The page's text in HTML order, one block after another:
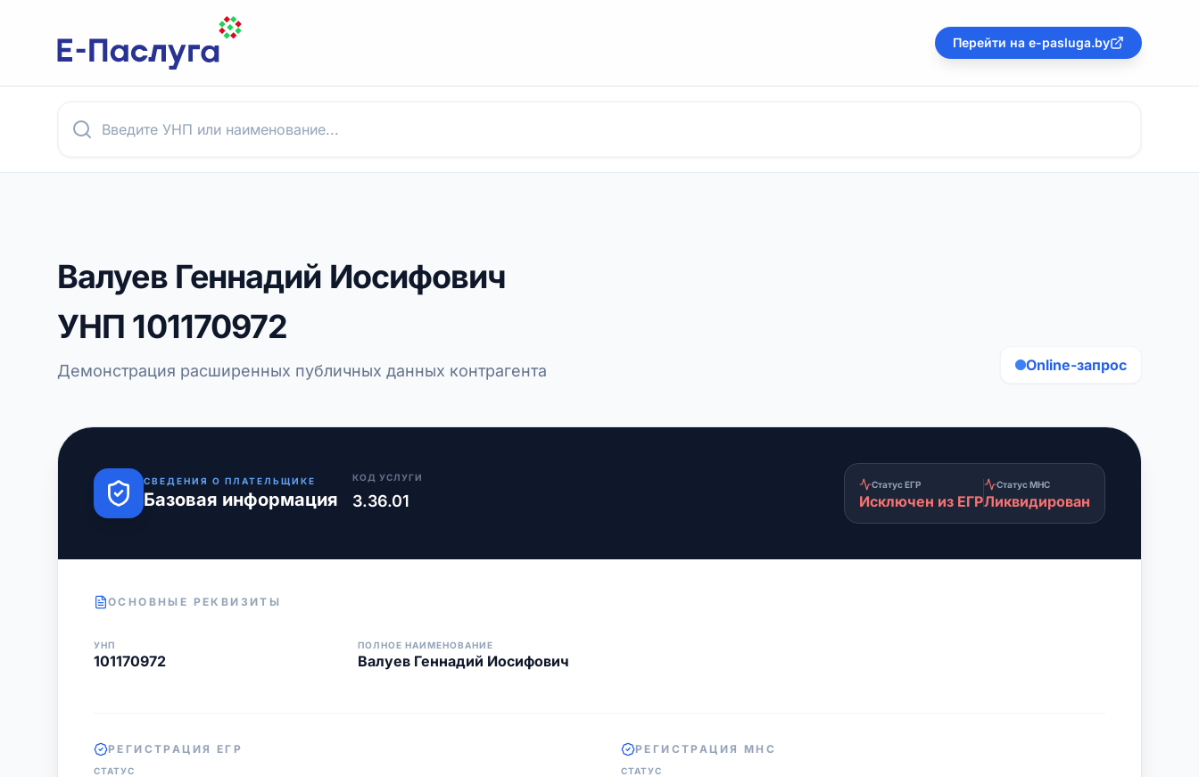
Перейти на e-pasluga.by
Валуев Геннадий Иосифович
УНП 101170972
Демонстрация расширенных публичных данных контрагента Online-запрос
СВЕДЕНИЯ О ПЛАТЕЛЬЩИКЕ
Базовая информация
КОД УСЛУГИ
3.36.01
Статус ЕГР
Исключен из ЕГР
Статус МНС
Ликвидирован
ОСНОВНЫЕ РЕКВИЗИТЫ
УНП
101170972
ПОЛНОЕ НАИМЕНОВАНИЕ
Валуев Геннадий Иосифович
РЕГИСТРАЦИЯ ЕГР
СТАТУС
РЕГИСТРАЦИЯ МНС
СТАТУС